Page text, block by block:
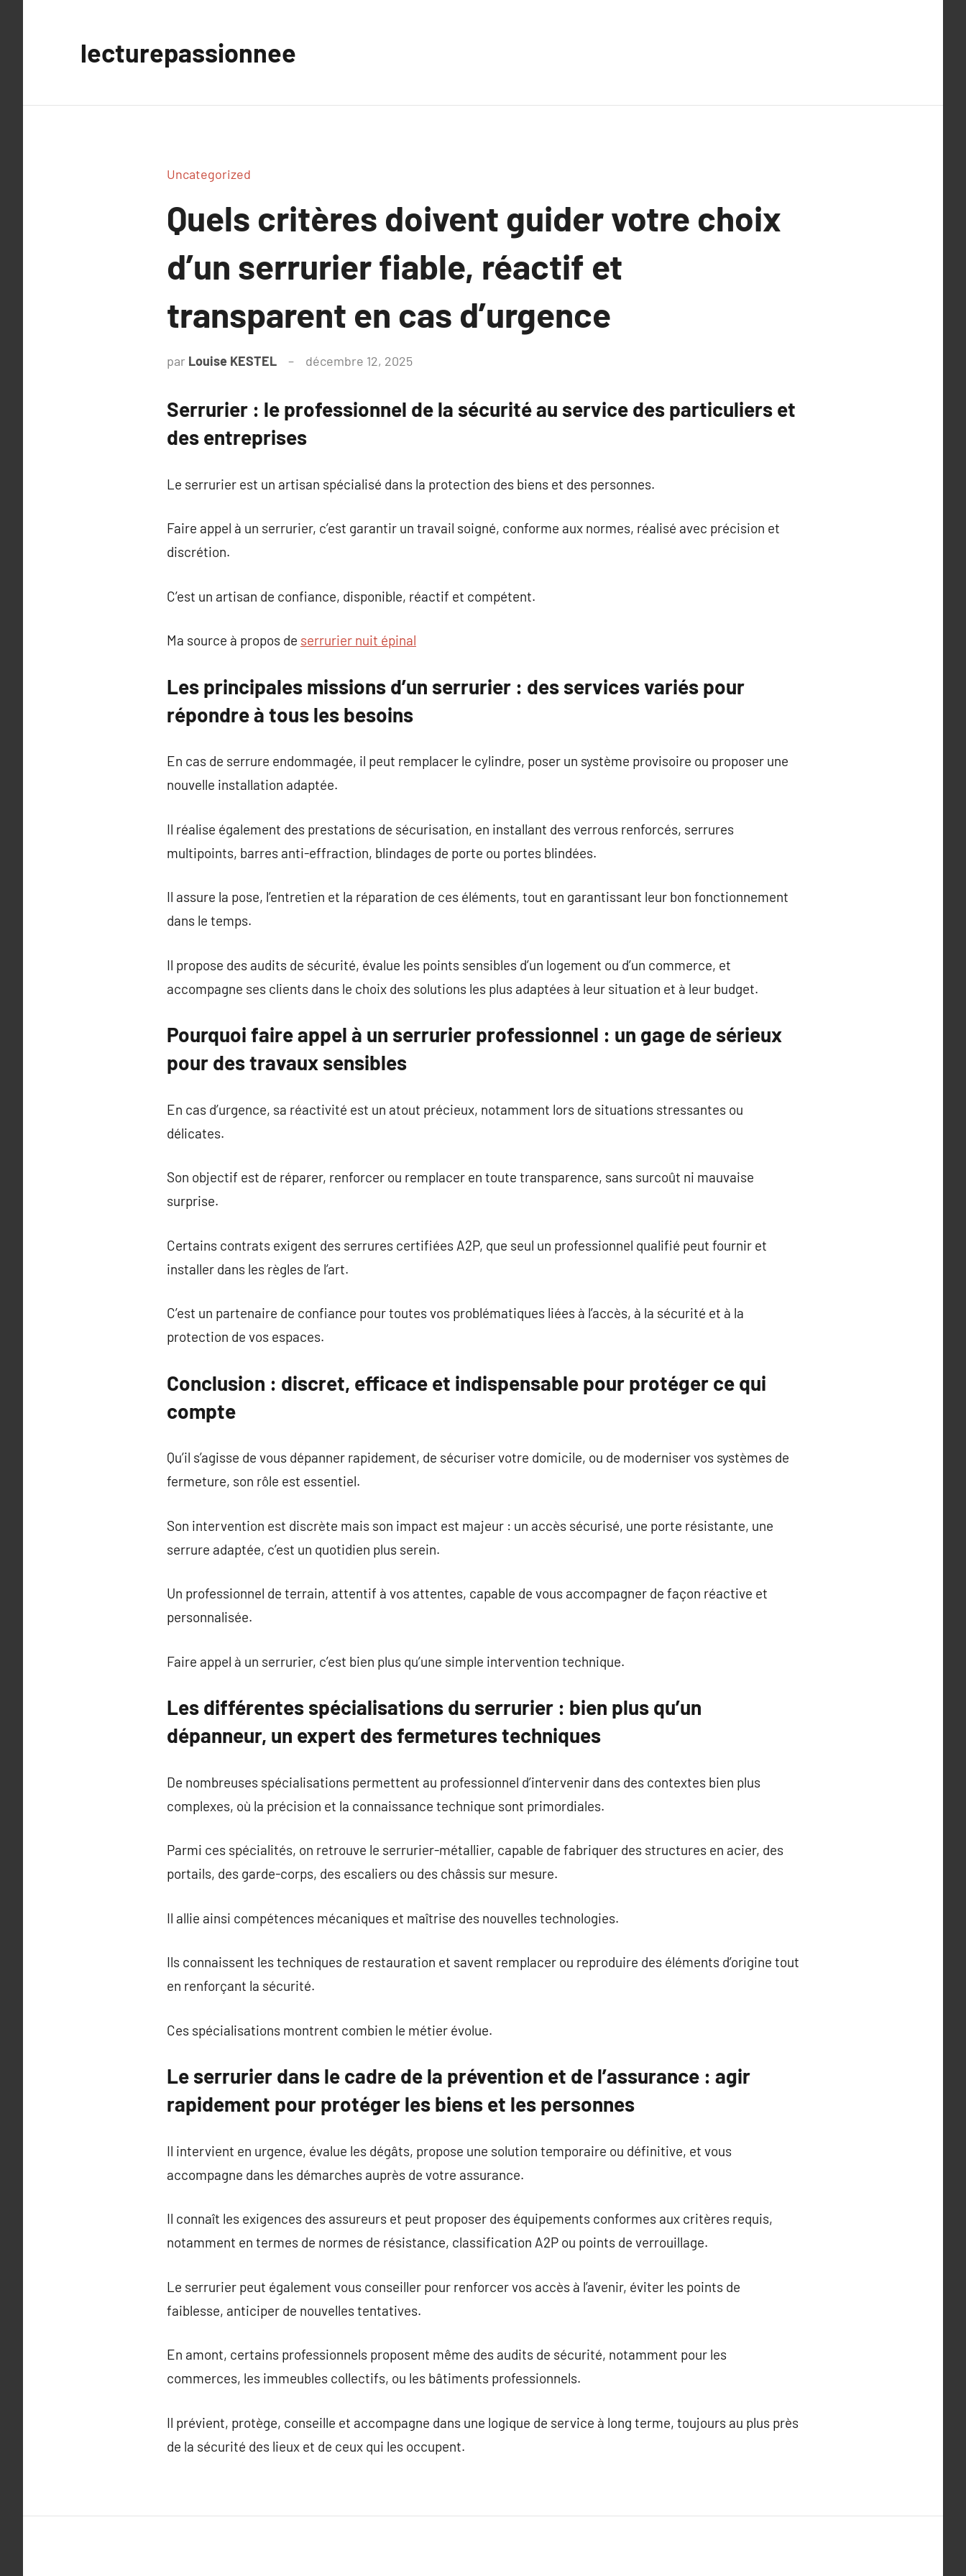
lecturepassionnee
Uncategorized
Quels critères doivent guider votre choix
d’un serrurier fiable, réactif et
transparent en cas d’urgence
par Louise KESTEL décembre 12, 2025
Serrurier : le professionnel de la sécurité au service des particuliers et
des entreprises
Le serrurier est un artisan spécialisé dans la protection des biens et des personnes.
Faire appel à un serrurier, c’est garantir un travail soigné, conforme aux normes, réalisé avec précision et
discrétion.
C’est un artisan de confiance, disponible, réactif et compétent.
Ma source à propos de serrurier nuit épinal
Les principales missions d’un serrurier : des services variés pour
répondre à tous les besoins
En cas de serrure endommagée, il peut remplacer le cylindre, poser un système provisoire ou proposer une
nouvelle installation adaptée.
Il réalise également des prestations de sécurisation, en installant des verrous renforcés, serrures
multipoints, barres anti-effraction, blindages de porte ou portes blindées.
Il assure la pose, l’entretien et la réparation de ces éléments, tout en garantissant leur bon fonctionnement
dans le temps.
Il propose des audits de sécurité, évalue les points sensibles d’un logement ou d’un commerce, et
accompagne ses clients dans le choix des solutions les plus adaptées à leur situation et à leur budget.
Pourquoi faire appel à un serrurier professionnel : un gage de sérieux
pour des travaux sensibles
En cas d’urgence, sa réactivité est un atout précieux, notamment lors de situations stressantes ou
délicates.
Son objectif est de réparer, renforcer ou remplacer en toute transparence, sans surcoût ni mauvaise
surprise.
Certains contrats exigent des serrures certifiées A2P, que seul un professionnel qualifié peut fournir et
installer dans les règles de l’art.
C’est un partenaire de confiance pour toutes vos problématiques liées à l’accès, à la sécurité et à la
protection de vos espaces.
Conclusion : discret, efficace et indispensable pour protéger ce qui
compte
Qu’il s’agisse de vous dépanner rapidement, de sécuriser votre domicile, ou de moderniser vos systèmes de
fermeture, son rôle est essentiel.
Son intervention est discrète mais son impact est majeur : un accès sécurisé, une porte résistante, une
serrure adaptée, c’est un quotidien plus serein.
Un professionnel de terrain, attentif à vos attentes, capable de vous accompagner de façon réactive et
personnalisée.
Faire appel à un serrurier, c’est bien plus qu’une simple intervention technique.
Les différentes spécialisations du serrurier : bien plus qu’un
dépanneur, un expert des fermetures techniques
De nombreuses spécialisations permettent au professionnel d’intervenir dans des contextes bien plus
complexes, où la précision et la connaissance technique sont primordiales.
Parmi ces spécialités, on retrouve le serrurier-métallier, capable de fabriquer des structures en acier, des
portails, des garde-corps, des escaliers ou des châssis sur mesure.
Il allie ainsi compétences mécaniques et maîtrise des nouvelles technologies.
Ils connaissent les techniques de restauration et savent remplacer ou reproduire des éléments d’origine tout
en renforçant la sécurité.
Ces spécialisations montrent combien le métier évolue.
Le serrurier dans le cadre de la prévention et de l’assurance : agir
rapidement pour protéger les biens et les personnes
Il intervient en urgence, évalue les dégâts, propose une solution temporaire ou définitive, et vous
accompagne dans les démarches auprès de votre assurance.
Il connaît les exigences des assureurs et peut proposer des équipements conformes aux critères requis,
notamment en termes de normes de résistance, classification A2P ou points de verrouillage.
Le serrurier peut également vous conseiller pour renforcer vos accès à l’avenir, éviter les points de
faiblesse, anticiper de nouvelles tentatives.
En amont, certains professionnels proposent même des audits de sécurité, notamment pour les
commerces, les immeubles collectifs, ou les bâtiments professionnels.
Il prévient, protège, conseille et accompagne dans une logique de service à long terme, toujours au plus près
de la sécurité des lieux et de ceux qui les occupent.